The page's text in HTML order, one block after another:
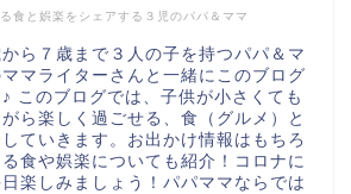
食と娯楽をシェアする３児のパパ＆ママ
ら７歳まで３人の子を持つパパ＆マ
マライターさんと一緒にこのブログ
このブログでは、子供が小さくても
ら楽しく過ごせる、食（グルメ）と
ていきます。お出かけ情報はもちろ
食や娯楽についても紹介！コロナに
楽しみましょう！パパママならでは